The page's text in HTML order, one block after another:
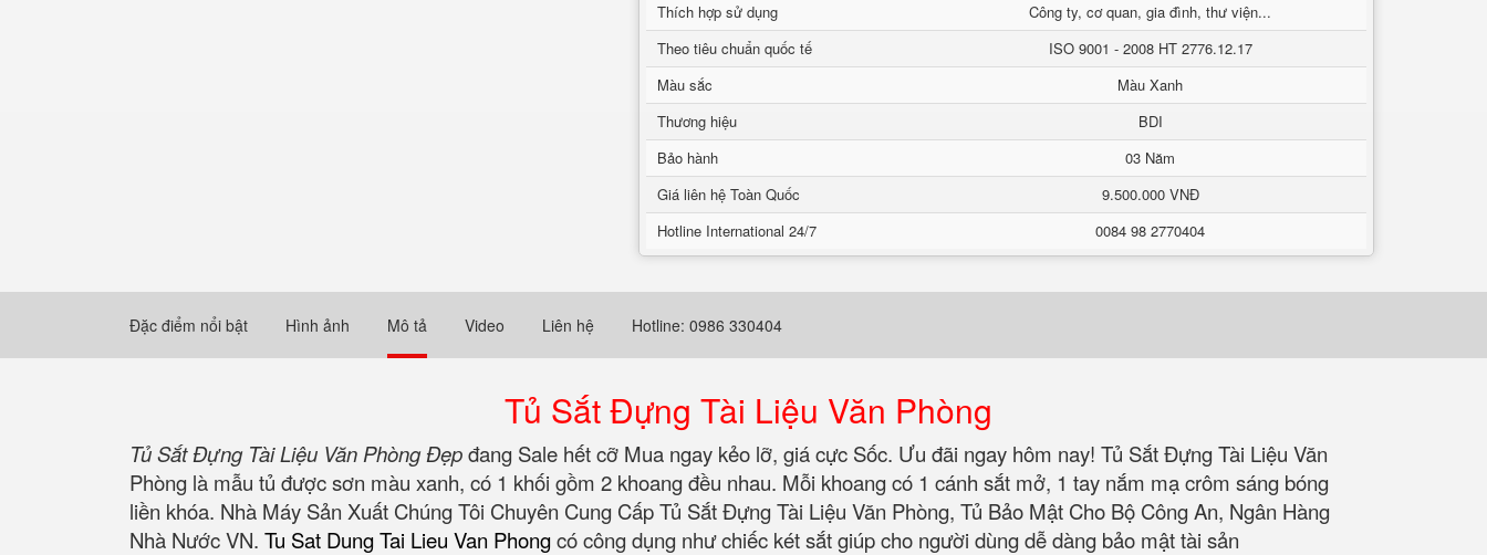
Thích hợp sử dụng
Công ty, cơ quan, gia đình, thư viện...
Theo tiêu chuẩn quốc tế
ISO 9001 - 2008 HT 2776.12.17
Màu sắc
Màu Xanh
Thương hiệu
BDI
Bảo hành
03 Năm
Giá liên hệ Toàn Quốc
9.500.000 VNĐ
Hotline International 24/7
0084 98 2770404
Đặc điểm nổi bật Hình ảnh Mô tả Video Liên hệ Hotline: 0986 330404
Tủ Sắt Đựng Tài Liệu Văn Phòng
Tủ Sắt Đựng Tài Liệu Văn Phòng Đẹpđang Sale hết cỡ Mua ngay kẻo lỡ‎, giá cực Sốc. Ưu đãi ngay hôm nay! Tủ Sắt Đựng Tài Liệu Văn
Phòng là mẫu tủ được sơn màu xanh, có 1 khối gồm 2 khoang đều nhau. Mỗi khoang có 1 cánh sắt mở, 1 tay nắm mạ crôm sáng bóng
liền khóa. Nhà Máy Sản Xuất Chúng Tôi Chuyên Cung Cấp Tủ Sắt Đựng Tài Liệu Văn Phòng, Tủ Bảo Mật Cho Bộ Công An, Ngân Hàng
Nhà Nước VN. Tu Sat Dung Tai Lieu Van Phongcó công dụng như chiếc két sắt giúp cho người dùng dễ dàng bảo mật tài sản